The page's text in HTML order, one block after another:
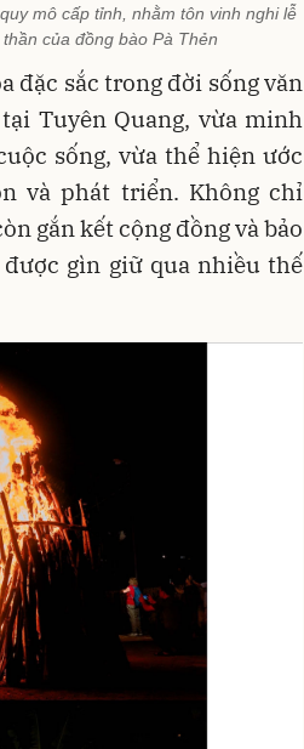
mô cấp tỉnh, nhằm tôn vinh nghi lễ
của đồng bào Pà Thẻn
đặc sắc trong đời sống văn
Tuyên Quang, vừa minh
sống, vừa thể hiện ước
và phát triển. Không chỉ
gắn kết cộng đồng và bảo
gìn giữ qua nhiều thế